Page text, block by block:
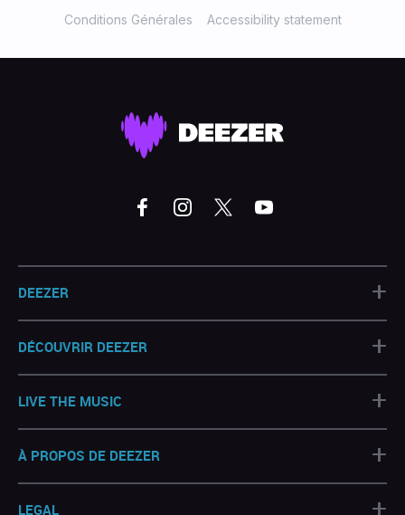
Conditions Générales Accessibility statement
DEEZER +
DÉCOUVRIR DEEZER +
LIVE THE MUSIC +
À PROPOS DE DEEZER +
LEGAL +